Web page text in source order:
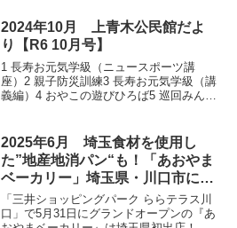
公民館地区青少年育成協議会よりお知ら
せ詳...
2024年10月 上青木公民館だよ
り【R6 10月号】
1 長寿お元気学級（ニュースポーツ講
座）2 親子防災訓練3 長寿お元気学級（講
義編）4 おやこの遊びひろば5 巡回みんな
で！」7 笑いヨガ8 市民体育祭中央大会の
中止に...
2025年6月 埼玉食材を使用し
た”地産地消パン“も！「あおやま
ベーカリー」埼玉県・川口市にオ
ープン
「三井ショッピングパーク ららテラス川
口」で5月31日にグランドオープンの『あ